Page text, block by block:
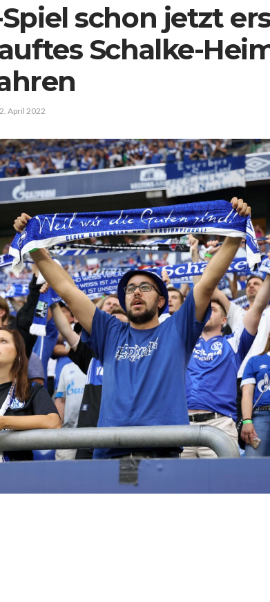
schon jetzt
Schalke-
April 2022